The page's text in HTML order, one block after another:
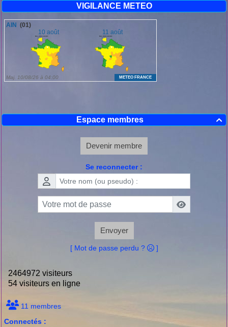
VIGILANCE METEO

Espace membres
Devenir membre
Se reconnecter :
Envoyer
[ Mot de passe perdu ? ]
2464972 visiteurs
54 visiteurs en ligne
11 membres
Connectés :